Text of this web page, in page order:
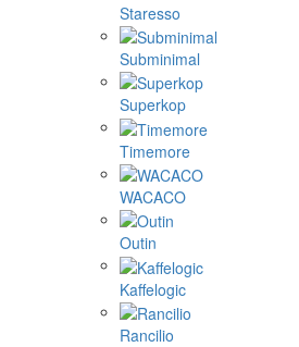
Staresso
Subminimal
Superkop
Timemore
WACACO
Outin
Kaffelogic
Rancilio